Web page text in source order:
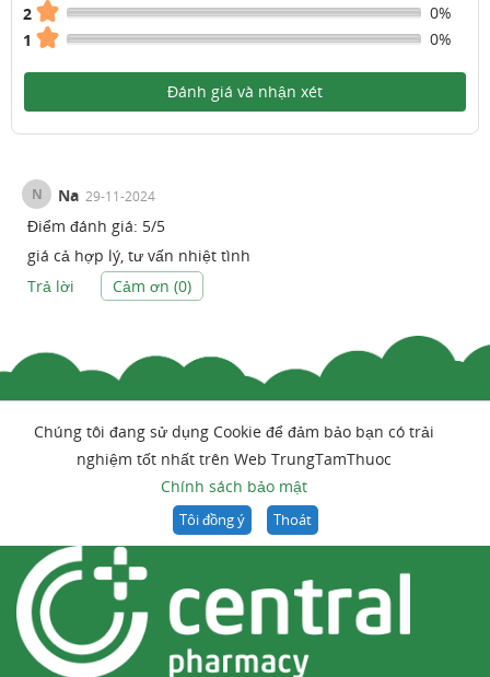
2
0%
1
0%
Đánh giá và nhận xét
N Na 29-11-2024
Điểm đánh giá: 5/5
giá cả hợp lý, tư vấn nhiệt tình
Trả lời
Cảm ơn (0)
Chúng tôi đang sử dụng Cookie để đảm bảo bạn có trải
nghiệm tốt nhất trên Web TrungTamThuoc
Chính sách bảo mật
Tôi đồng ý Thoát